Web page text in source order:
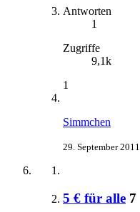
Antworten
1
Zugriffe
9,1k
1
Simmchen
29. September 2011
5 € für alle 7